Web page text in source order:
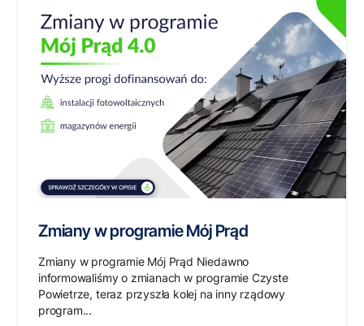
Zmiany w programie Mój Prąd
Zmiany w programie Mój Prąd Niedawno
informowaliśmy o zmianach w programie Czyste
Powietrze, teraz przyszła kolej na inny rządowy
program...